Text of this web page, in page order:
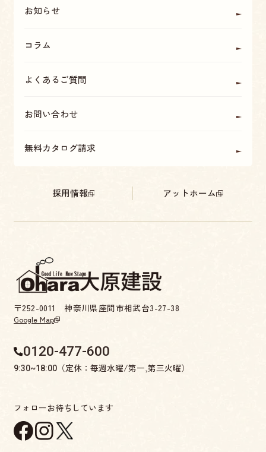
お知らせ
コラム
よくあるご質問
お問い合わせ
無料カタログ請求
採用情報 アットホーム
〒252-0011 神奈川県座間市相武台3-27-38
Google Map
0120-477-600
9:30~18:00（定休：毎週水曜/第一,第三火曜）
フォローお待ちしています